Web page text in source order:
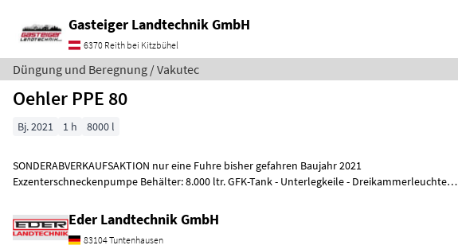
Gasteiger Landtechnik GmbH
6370 Reith bei Kitzbühel
Düngung und Beregnung / Vakutec
Oehler PPE 80
Bj. 2021 1 h 8000 l
SONDERABVERKAUFSAKTION nur eine Fuhre bisher gefahren Baujahr 2021
Exzenterschneckenpumpe Behälter: 8.000 ltr. GFK-Tank - Unterlegkeile - Dreikammerleuchten -
Eder Landtechnik GmbH
83104 Tuntenhausen